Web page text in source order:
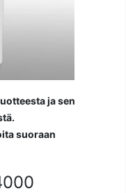
ja sen
suoraan